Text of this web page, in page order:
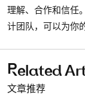
理解、合作和信任
计团队，可以为你
Related
文章推荐